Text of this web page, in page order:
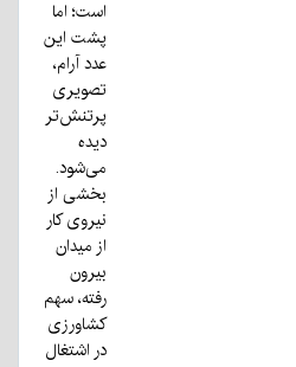
است؛ اما
پشت این
عدد آرام،
تصویری
پرتنش‌تر
دیده
می‌شود.
بخشی از
نیروی کار
از میدان
بیرون
رفته، سهم
کشاورزی
در اشتغال